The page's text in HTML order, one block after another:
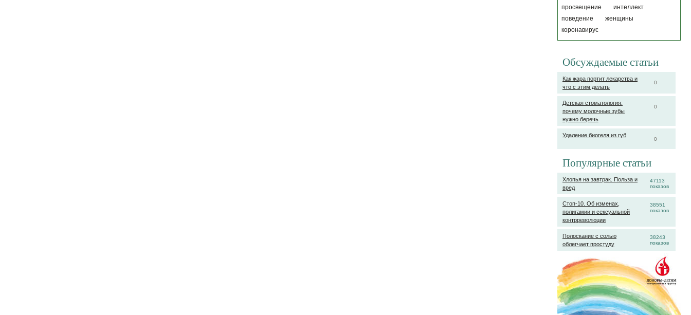
просвещение
интеллект
поведение
женщины
коронавирус
Обсуждаемые статьи
0
Как жара портит лекарства и
что с этим делать
0
Детская стоматология:
почему молочные зубы
нужно беречь
0
Удаление биогеля из губ
Популярные статьи
47113
показов
Хлопья на завтрак. Польза и
вред
38551
показов
Стоп-10. Об изменах,
полигамии и сексуальной
контрреволюции
38243
показов
Полоскание с солью
облегчает простуду